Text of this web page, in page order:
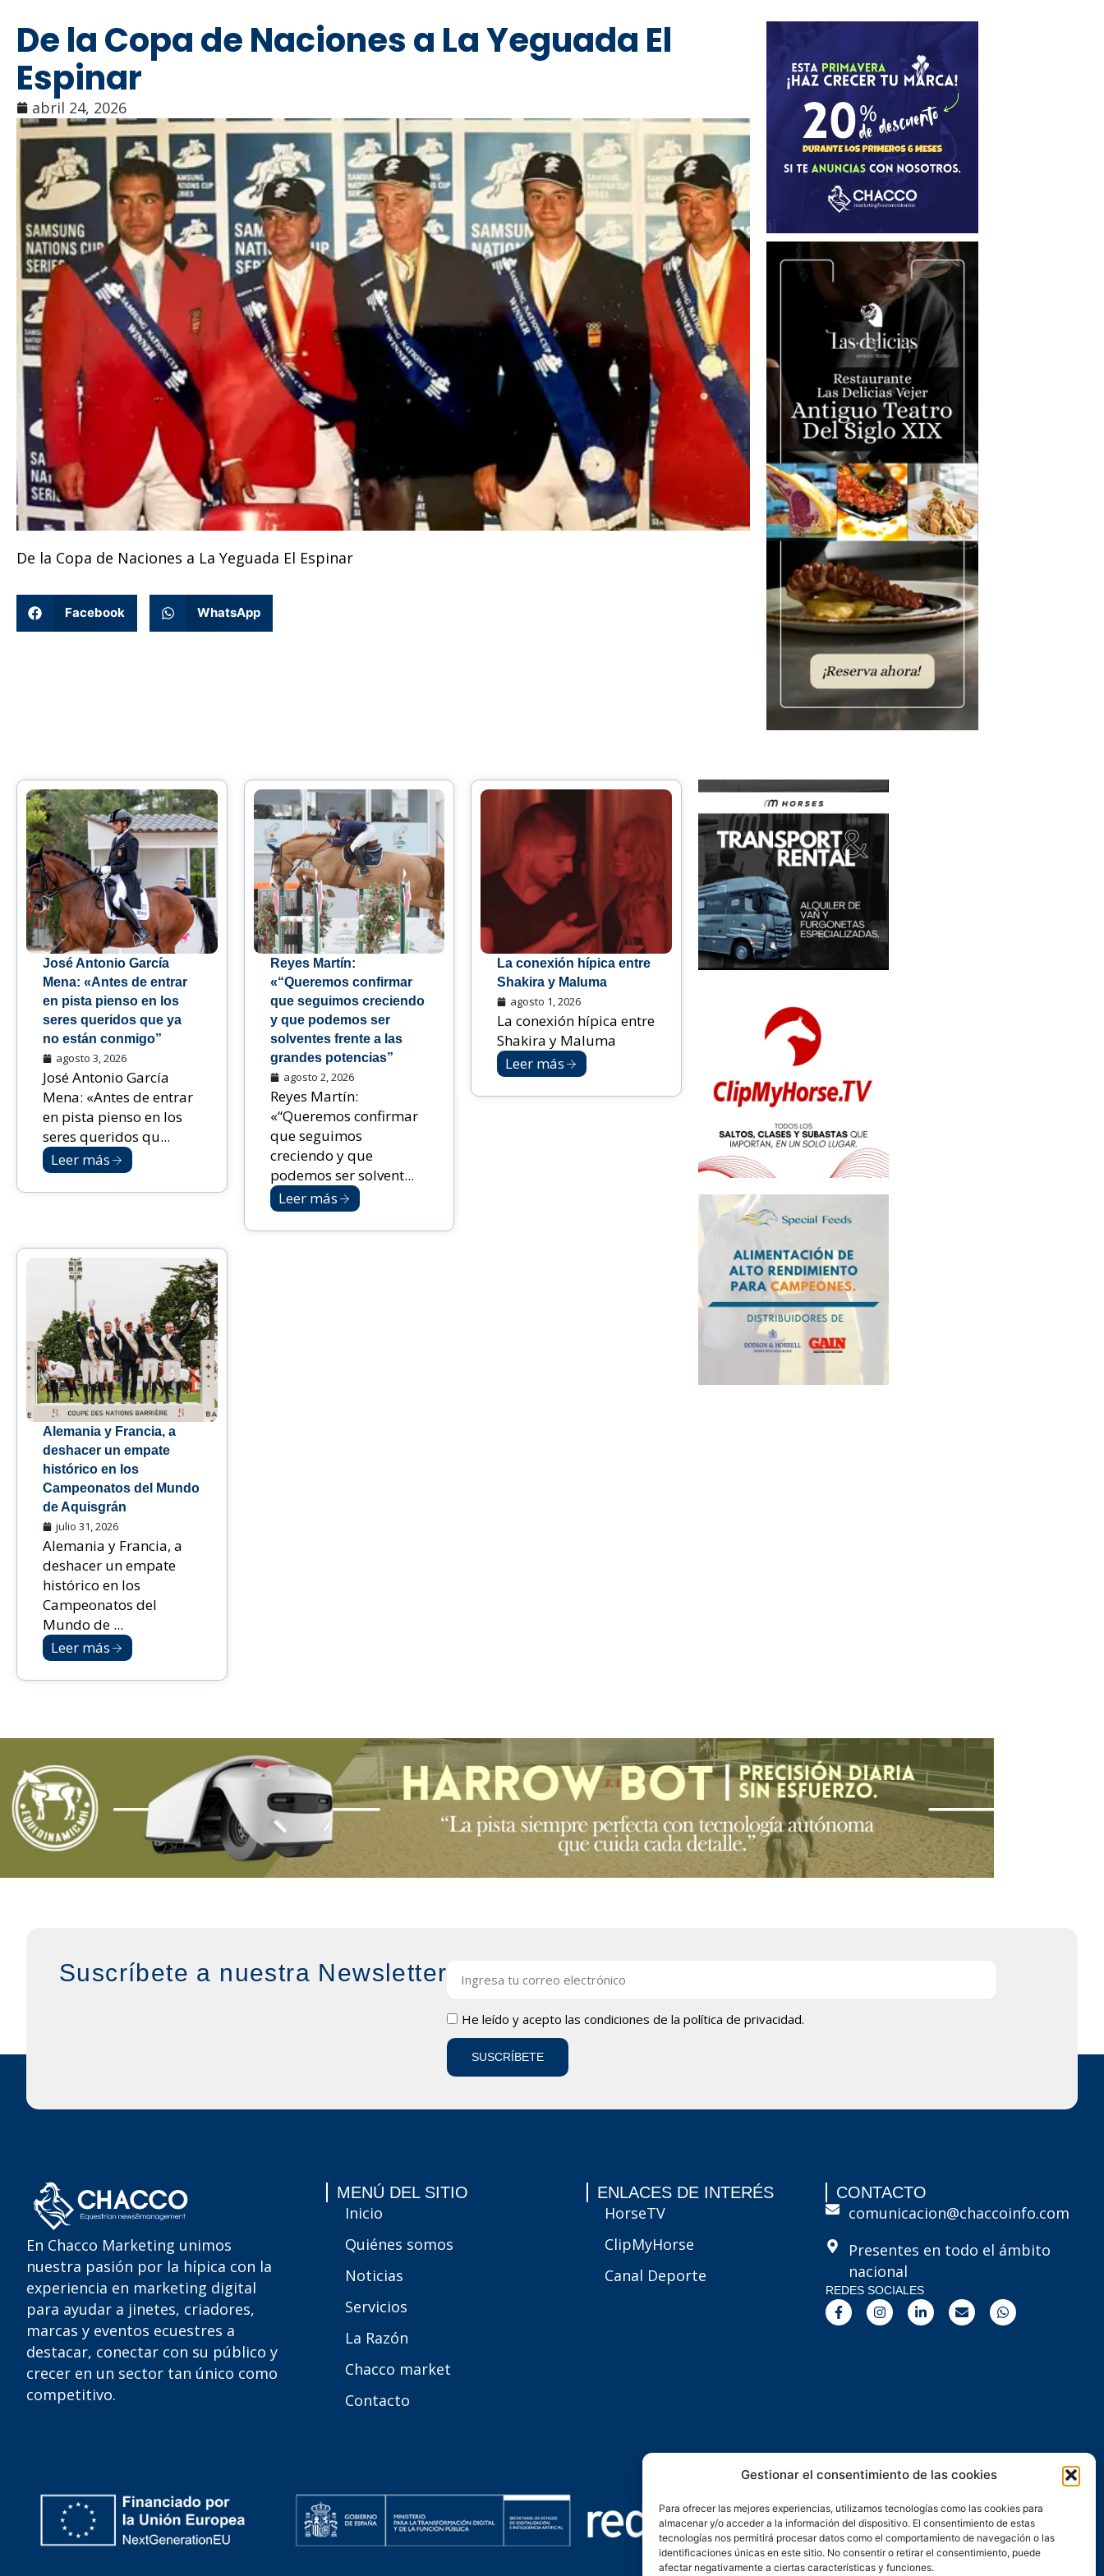
Gestionar el consentimiento de las cookies
Para ofrecer las mejores experiencias, utilizamos tecnologías como las cookies para
almacenar y/o acceder a la información del dispositivo. El consentimiento de estas
tecnologías nos permitirá procesar datos como el comportamiento de navegación o las
identificaciones únicas en este sitio. No consentir o retirar el consentimiento, puede
afectar negativamente a ciertas características y funciones.
De la Copa de Naciones a La Yeguada El
Espinar
abril 24, 2026
De la Copa de Naciones a La Yeguada El Espinar
Facebook WhatsApp
José Antonio García
Mena: «Antes de entrar
en pista pienso en los
seres queridos que ya
no están conmigo”
agosto 3, 2026
José Antonio García
Mena: «Antes de entrar
en pista pienso en los
seres queridos qu...
Leer más
Reyes Martín:
«“Queremos confirmar
que seguimos creciendo
y que podemos ser
solventes frente a las
grandes potencias”
agosto 2, 2026
Reyes Martín:
«“Queremos confirmar
que seguimos
creciendo y que
podemos ser solvent...
Leer más
La conexión hípica entre
Shakira y Maluma
agosto 1, 2026
La conexión hípica entre
Shakira y Maluma
Leer más
Alemania y Francia, a
deshacer un empate
histórico en los
Campeonatos del Mundo
de Aquisgrán
julio 31, 2026
Alemania y Francia, a
deshacer un empate
histórico en los
Campeonatos del
Mundo de ...
Leer más
Suscríbete a nuestra Newsletter
LOPDHe leído y acepto las condiciones de lapolítica de privacidad.
SUSCRÍBETE
En Chacco Marketing unimos
nuestra pasión por la hípica con la
experiencia en marketing digital
para ayudar a jinetes, criadores,
marcas y eventos ecuestres a
destacar, conectar con su público y
crecer en un sector tan único como
competitivo.
MENÚ DEL SITIO
Inicio
Quiénes somos
Noticias
Servicios
La Razón
Chacco market
Contacto
ENLACES DE INTERÉS
HorseTV
ClipMyHorse
Canal Deporte
CONTACTO
comunicacion@chaccoinfo.com
Presentes en todo el ámbito
nacional
REDES SOCIALES
F
a
c
I
n
s
L
i
n
E
n
v
W
h
a